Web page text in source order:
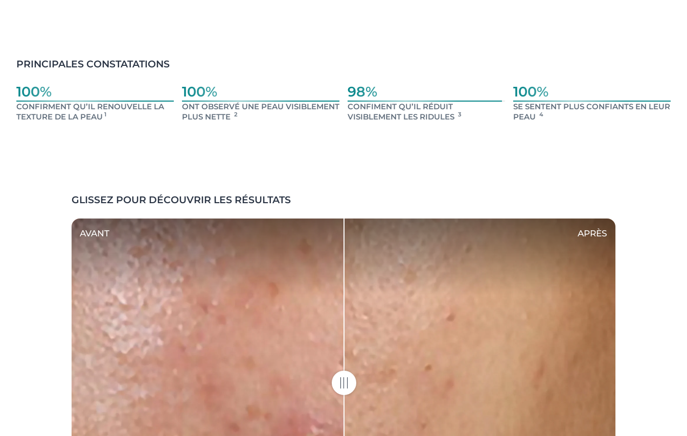
PRINCIPALES CONSTATATIONS
100%
CONFIRMENT QU’IL RENOUVELLE LA
TEXTURE DE LA PEAU 1
100%
ONT OBSERVÉ UNE PEAU VISIBLEMENT
PLUS NETTE 2
98%
CONFIMENT QU’IL RÉDUIT
VISIBLEMENT LES RIDULES 3
100%
SE SENTENT PLUS CONFIANTS EN LEUR
PEAU 4
GLISSEZ POUR DÉCOUVRIR LES RÉSULTATS
AVANT APRÈS